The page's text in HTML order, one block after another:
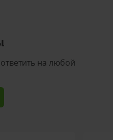
на любой